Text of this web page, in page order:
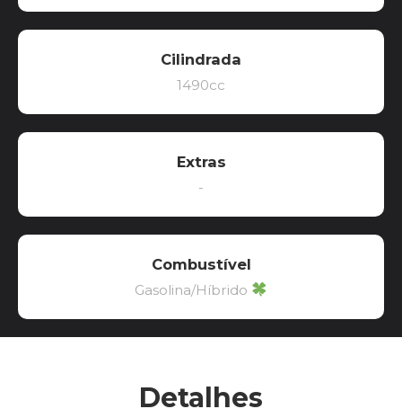
Cilindrada
1490cc
Extras
-
Combustível
Gasolina/Híbrido
Detalhes